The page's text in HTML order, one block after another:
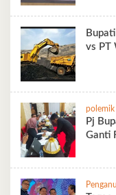
vs PT
polemik
Pj
Ganti